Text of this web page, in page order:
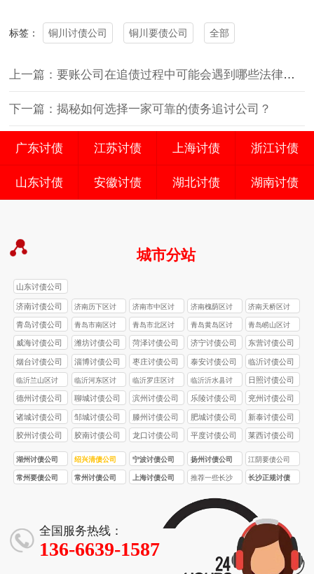
标签： 铜川讨债公司 铜川要债公司 全部
上一篇：要账公司在追债过程中可能会遇到哪些法律风险
下一篇：揭秘如何选择一家可靠的债务追讨公司？
广东讨债 江苏讨债 上海讨债 浙江讨债
山东讨债 安徽讨债 湖北讨债 湖南讨债
城市分站
山东讨债公司
济南讨债公司
济南历下区讨
债公司
济南市中区讨
债公司
济南槐荫区讨
债公司
济南天桥区讨
债公司
青岛讨债公司
青岛市南区讨
债公司
青岛市北区讨
债公司
青岛黄岛区讨
债公司
青岛崂山区讨
债公司
威海讨债公司 潍坊讨债公司 菏泽讨债公司 济宁讨债公司 东营讨债公司
烟台讨债公司 淄博讨债公司 枣庄讨债公司 泰安讨债公司 临沂讨债公司
临沂兰山区讨
债公司
临沂河东区讨
债公司
临沂罗庄区讨
债公司
临沂沂水县讨
债公司
日照讨债公司
德州讨债公司 聊城讨债公司 滨州讨债公司 乐陵讨债公司 兖州讨债公司
诸城讨债公司 邹城讨债公司 滕州讨债公司 肥城讨债公司 新泰讨债公司
胶州讨债公司 胶南讨债公司 龙口讨债公司 平度讨债公司 莱西讨债公司
湖州讨债公司 绍兴清债公司 宁波讨债公司 扬州讨债公司 江阴要债公司
常州要债公司 常州讨债公司 上海讨债公司
推荐一些长沙
规讨债公司
长沙正规讨债
准受哪些因素
影响？
全国服务热线：
136-6639-1587